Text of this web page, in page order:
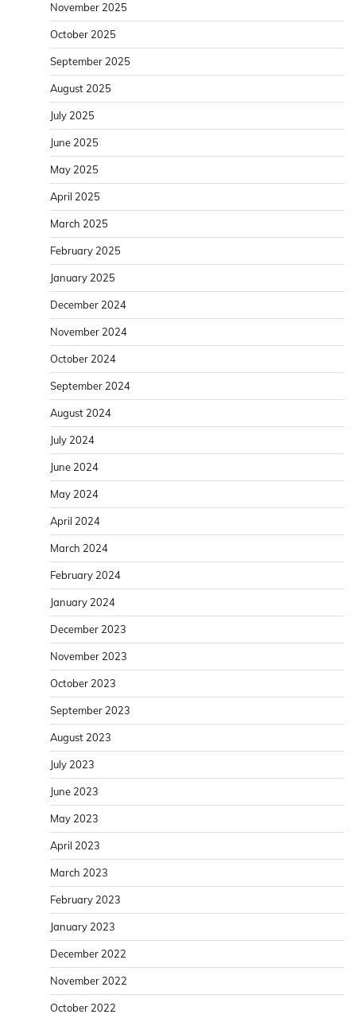
November 2025
October 2025
September 2025
August 2025
July 2025
June 2025
May 2025
April 2025
March 2025
February 2025
January 2025
December 2024
November 2024
October 2024
September 2024
August 2024
July 2024
June 2024
May 2024
April 2024
March 2024
February 2024
January 2024
December 2023
November 2023
October 2023
September 2023
August 2023
July 2023
June 2023
May 2023
April 2023
March 2023
February 2023
January 2023
December 2022
November 2022
October 2022